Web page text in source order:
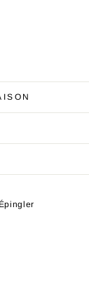
Épingler